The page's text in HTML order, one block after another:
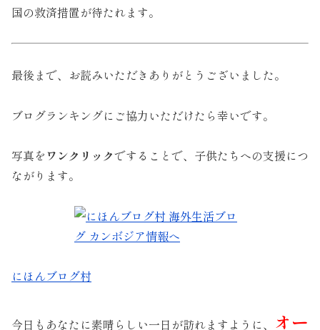
国の救済措置が待たれます。
最後まで、お読みいただきありがとうございました。
ブログランキングにご協力いただけたら幸いです。
写真をワンクリックですることで、子供たちへの支援につ
ながります。
にほんブログ村
今日もあなたに素晴らしい一日が訪れますように、 オー